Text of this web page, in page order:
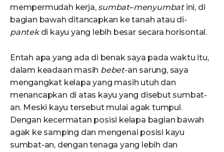
mempermudah kerja, sumbat–menyumbatini, di
bagian bawah ditancapkan ke tanah atau di-
pantekdi kayu yang lebih besar secara horisontal.
Entah apa yang ada di benak saya pada waktu itu,
dalam keadaan masih bebet-an sarung, saya
mengangkat kelapa yang masih utuh dan
menancapkan di atas kayu yang disebut sumbat-
an. Meski kayu tersebut mulai agak tumpul.
Dengan kecermatan posisi kelapa bagian bawah
agak ke samping dan mengenai posisi kayu
sumbat-an, dengan tenaga yang lebih dan